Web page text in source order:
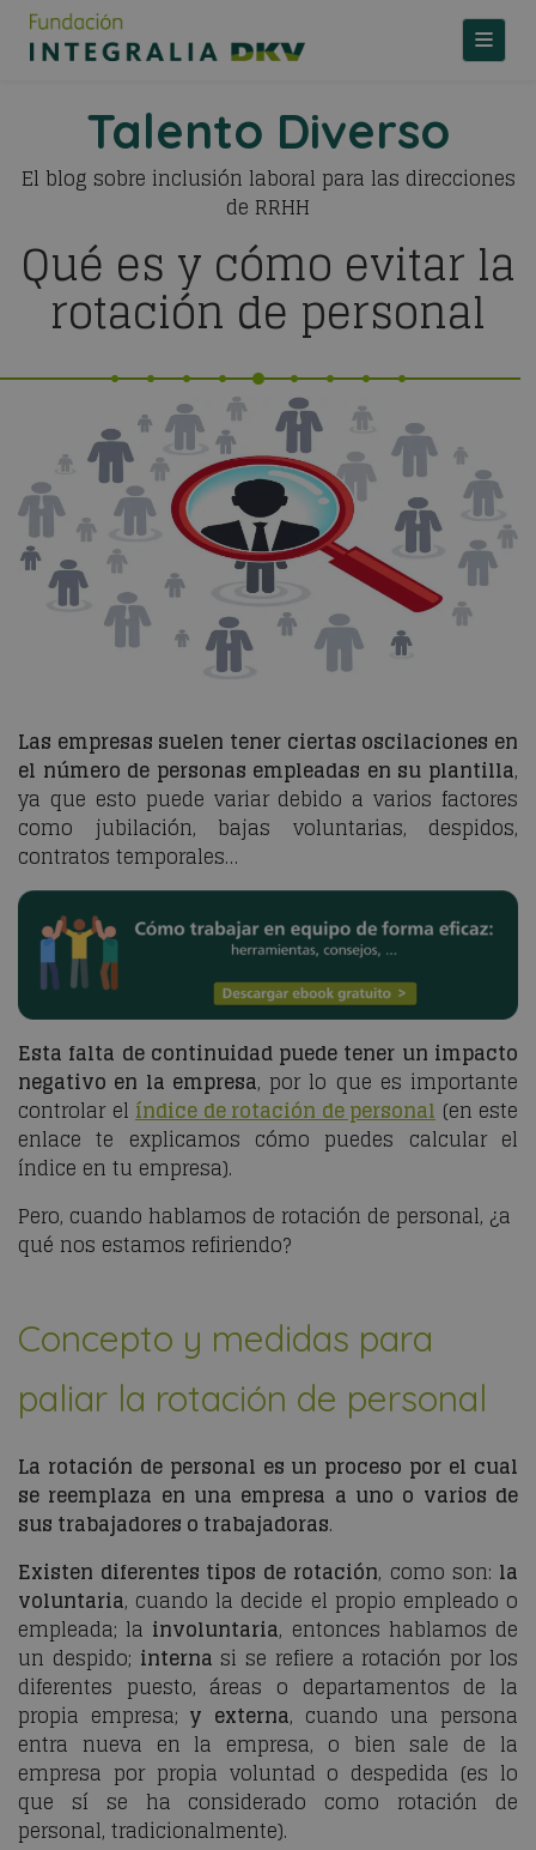
Talento Diverso
El blog sobre inclusión laboral para las direcciones
de RRHH
Qué es y cómo evitar la
rotación de personal
Las empresas suelen tener ciertas oscilaciones en
el número de personas empleadas en su plantilla,
ya que esto puede variar debido a varios factores
como jubilación, bajas voluntarias, despidos,
contratos temporales…
Esta falta de continuidad puede tener un impacto
negativo en la empresa, por lo que es importante
controlar el índice de rotación de personal (en este
enlace te explicamos cómo puedes calcular el
índice en tu empresa).
Pero, cuando hablamos de rotación de personal, ¿a
qué nos estamos refiriendo?
Concepto y medidas para
paliar la rotación de personal
La rotación de personal es un proceso por el cual
se reemplaza en una empresa a uno o varios de
sus trabajadores o trabajadoras.
Existen diferentes tipos de rotación, como son: la
voluntaria, cuando la decide el propio empleado o
empleada; la involuntaria, entonces hablamos de
un despido; interna si se refiere a rotación por los
diferentes puesto, áreas o departamentos de la
propia empresa; y externa, cuando una persona
entra nueva en la empresa, o bien sale de la
empresa por propia voluntad o despedida (es lo
que sí se ha considerado como rotación de
personal, tradicionalmente).